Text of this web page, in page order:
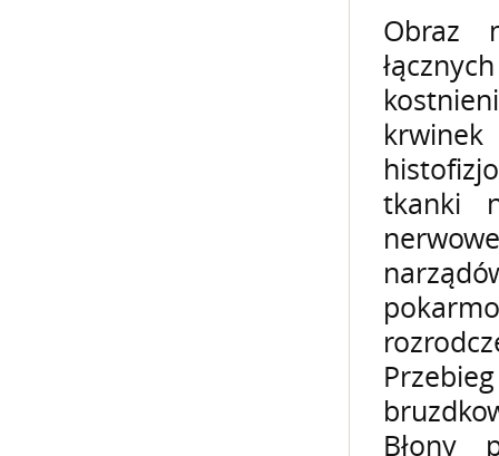
Obraz
tkanki
Błony